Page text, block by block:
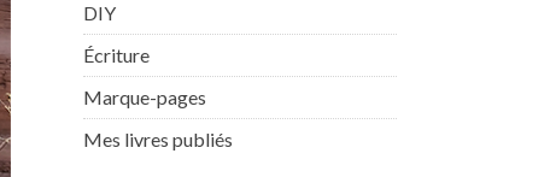
DIY
Écriture
Marque-pages
Mes livres publiés